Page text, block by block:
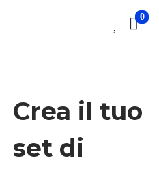
0
Crea il tuo
set di